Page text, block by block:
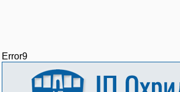
Error9